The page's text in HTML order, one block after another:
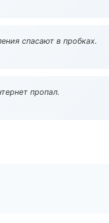
спасают в пробках.
пропал.